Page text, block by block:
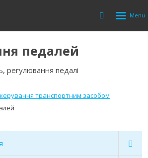
Vyhledávání
Rozbalení
педалей
регулювання педалі
транспортним засобом